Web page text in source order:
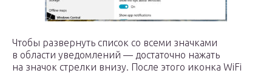
Чтобы развернуть список со всеми значками
в области уведомлений — достаточно нажать
на значок стрелки внизу. После этого иконка WiFi